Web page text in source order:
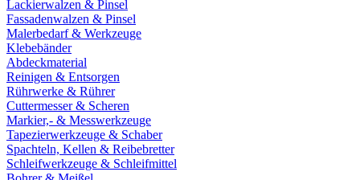
Lackierwalzen & Pinsel
Fassadenwalzen & Pinsel
Malerbedarf & Werkzeuge
Klebebänder
Abdeckmaterial
Reinigen & Entsorgen
Rührwerke & Rührer
Cuttermesser & Scheren
Markier,- & Messwerkzeuge
Tapezierwerkzeuge & Schaber
Spachteln, Kellen & Reibebretter
Schleifwerkzeuge & Schleifmittel